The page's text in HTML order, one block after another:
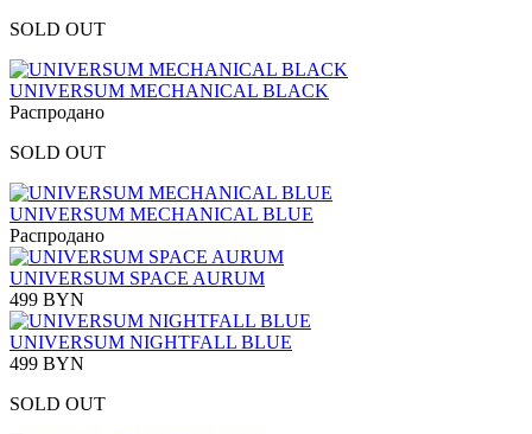
SOLD OUT
UNIVERSUM MECHANICAL BLACK
Распродано
SOLD OUT
UNIVERSUM MECHANICAL BLUE
Распродано
UNIVERSUM SPACE AURUM
499 BYN
UNIVERSUM NIGHTFALL BLUE
499 BYN
SOLD OUT